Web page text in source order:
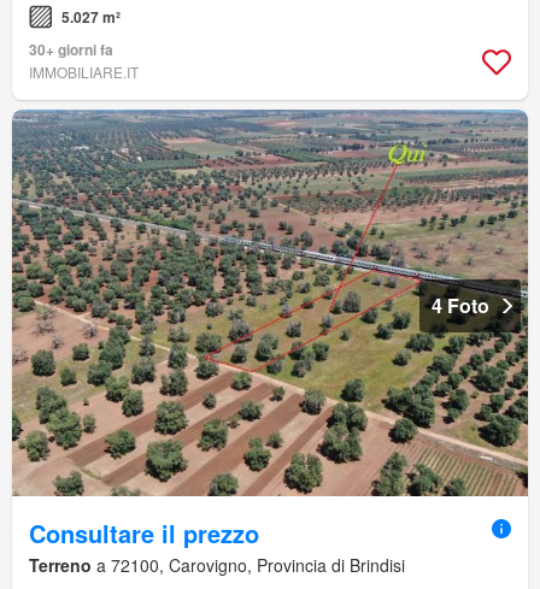
5.027 m²
30+ giorni fa
IMMOBILIARE.IT
4 Foto
Consultare il prezzo
Terreno a 72100, Carovigno, Provincia di Brindisi